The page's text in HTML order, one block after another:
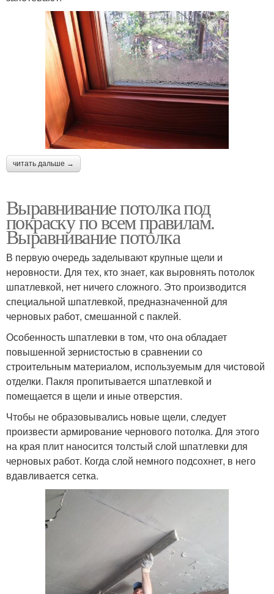
читать дальше →
Выравнивание потолка под
покраску по всем правилам.
Выравнивание потолка
В первую очередь заделывают крупные щели и
неровности. Для тех, кто знает, как выровнять потолок
шпатлевкой, нет ничего сложного. Это производится
специальной шпатлевкой, предназначенной для
черновых работ, смешанной с паклей.
Особенность шпатлевки в том, что она обладает
повышенной зернистостью в сравнении со
строительным материалом, используемым для чистовой
отделки. Пакля пропитывается шпатлевкой и
помещается в щели и иные отверстия.
Чтобы не образовывались новые щели, следует
произвести армирование чернового потолка. Для этого
на края плит наносится толстый слой шпатлевки для
черновых работ. Когда слой немного подсохнет, в него
вдавливается сетка.